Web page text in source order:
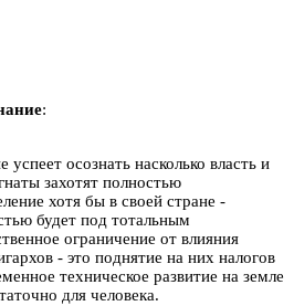
:
успеет осознать насколько власть и
захотят полностью
хотя бы в своей стране -
будет под тотальным
ограничение от влияния
- это поднятие на них налогов
техническое развитие на земле
для человека.